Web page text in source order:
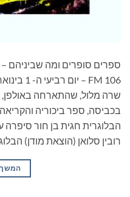
ספרים סופרים ומה שביניהם –
שרה מלול, שהתארחה באולפן,
הבלוגרית חגית בן חור
רובין סלואן (הוצאת מודן)
המשך